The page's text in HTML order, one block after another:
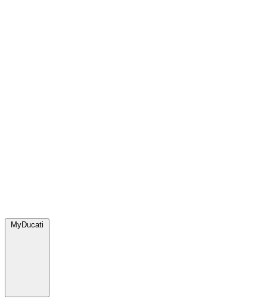
MyDucati